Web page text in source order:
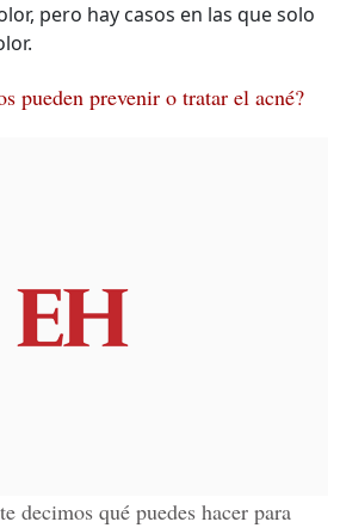
pero hay casos en las que solo
pueden prevenir o tratar el acné?
decimos qué puedes hacer para